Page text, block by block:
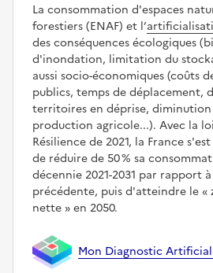
La consommation d'espaces
forestiers (ENAF) et l’
des conséquences écologiques
d'inondation, limitation du
aussi socio-économiques (coûts
publics, temps de déplacement,
territoires en déprise,
production agricole...). Avec la
Résilience de 2021, la France
de réduire de 50 % sa
décennie 2021-2031 par rapport
précédente, puis d'atteindre le
nette
en 2050.
Mon Diagnostic